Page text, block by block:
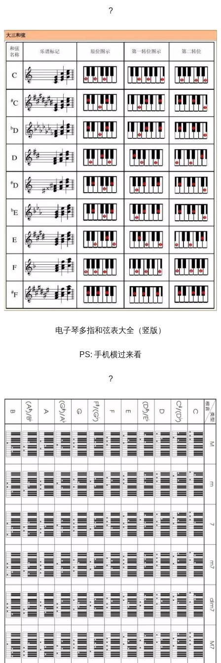
?
电子琴多指和弦表大全（竖版）
PS: 手机横过来看
?